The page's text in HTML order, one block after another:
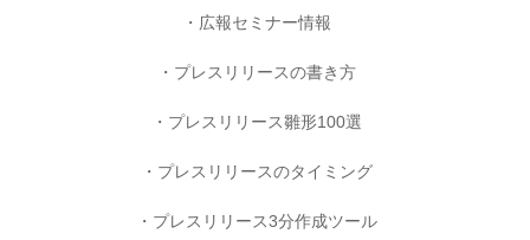
広報セミナー情報
プレスリリースの書き方
プレスリリース雛形100選
プレスリリースのタイミング
プレスリリース3分作成ツール